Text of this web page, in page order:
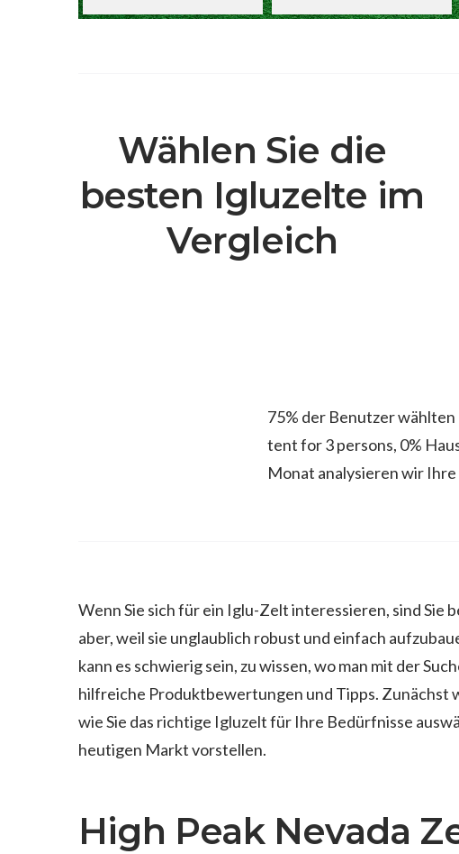
Wählen Sie die
besten Igluzelte im
Vergleich
75% der Benutzer wählten
tent for 3 persons, 0%
Monat analysieren wir
Wenn Sie sich für ein Iglu-Zelt interessieren, sind Sie
aber, weil sie unglaublich robust und einfach
kann es schwierig sein, zu wissen, wo man mit der
hilfreiche Produktbewertungen und Tipps. Zunächst
wie Sie das richtige Igluzelt für Ihre Bedürfnisse
heutigen Markt vorstellen.
High Peak Nevada